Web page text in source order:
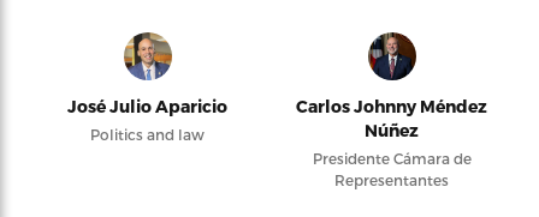
José Julio Aparicio
Politics and law
Carlos Johnny Méndez
Núñez
Presidente Cámara de
Representantes